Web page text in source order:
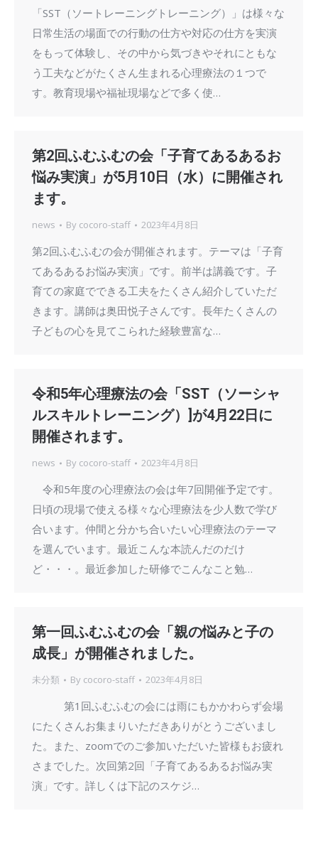
「SST（ソートレーニングトレーニング）」は様々な
日常生活の場面での行動の仕方や対応の仕方を実演
をもって体験し、その中から気づきやそれにともな
う工夫などがたくさん生まれる心理療法の１つで
す。教育現場や福祉現場などで多く使…
第2回ふむふむの会「子育てあるあるお
悩み実演」が5月10日（水）に開催され
ます。
news By cocoro-staff 2023年4月8日
第2回ふむふむの会が開催されます。テーマは「子育
てあるあるお悩み実演」です。前半は講義です。子
育ての家庭でできる工夫をたくさん紹介していただ
きます。講師は奥田悦子さんです。長年たくさんの
子どもの心を見てこられた経験豊富な…
令和5年心理療法の会「SST（ソーシャ
ルスキルトレーニング）]が4月22日に
開催されます。
news By cocoro-staff 2023年4月8日
令和5年度の心理療法の会は年7回開催予定です。
日頃の現場で使える様々な心理療法を少人数で学び
合います。仲間と分かち合いたい心理療法のテーマ
を選んでいます。最近こんな本読んだのだけ
ど・・・。最近参加した研修でこんなこと勉…
第一回ふむふむの会「親の悩みと子の
成長」が開催されました。
未分類 By cocoro-staff 2023年4月8日
第1回ふむふむの会には雨にもかかわらず会場
にたくさんお集まりいただきありがとうございまし
た。また、zoomでのご参加いただいた皆様もお疲れ
さまでした。次回第2回「子育てあるあるお悩み実
演」です。詳しくは下記のスケジ…